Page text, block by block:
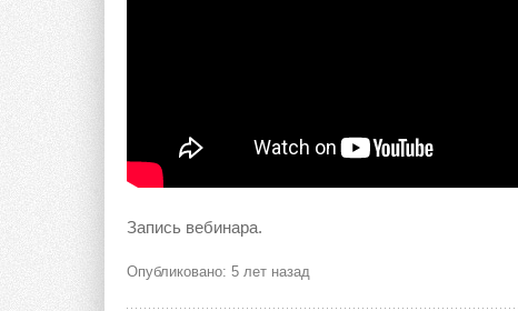
Запись вебинара.
Опубликовано: 5 лет назад